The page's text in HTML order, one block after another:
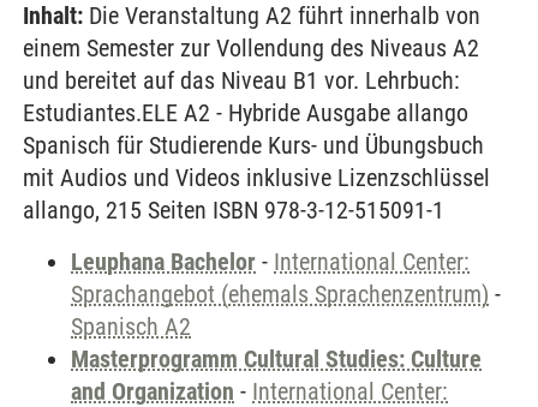
Inhalt: Die Veranstaltung A2 führt innerhalb von
einem Semester zur Vollendung des Niveaus A2
und bereitet auf das Niveau B1 vor. Lehrbuch:
Estudiantes.ELE A2 - Hybride Ausgabe allango
Spanisch für Studierende Kurs- und Übungsbuch
mit Audios und Videos inklusive Lizenzschlüssel
allango, 215 Seiten ISBN 978-3-12-515091-1
Leuphana Bachelor - International Center:
Sprachangebot (ehemals Sprachenzentrum) -
Spanisch A2
Masterprogramm Cultural Studies: Culture
and Organization - International Center: